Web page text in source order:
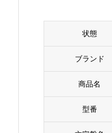
状態
ブランド
商品名
型番